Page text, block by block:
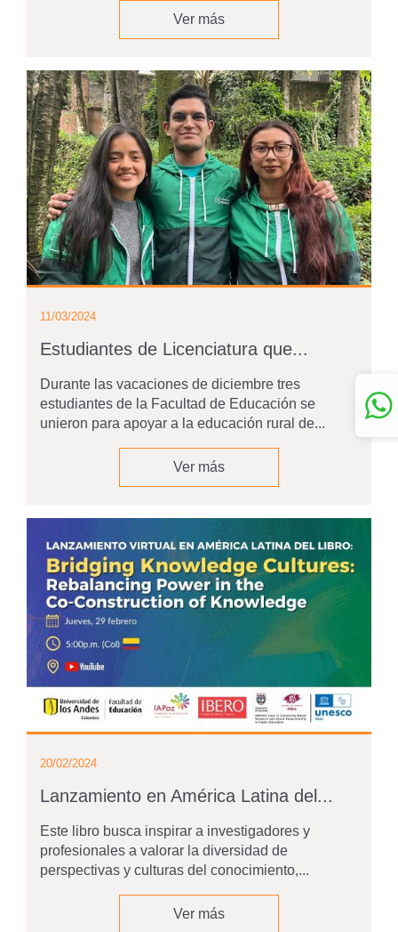
Ver más
11/03/2024
Estudiantes de Licenciatura que...
Durante las vacaciones de diciembre tres
estudiantes de la Facultad de Educación se
unieron para apoyar a la educación rural de...
Ver más
20/02/2024
Lanzamiento en América Latina del...
Este libro busca inspirar a investigadores y
profesionales a valorar la diversidad de
perspectivas y culturas del conocimiento,...
Ver más